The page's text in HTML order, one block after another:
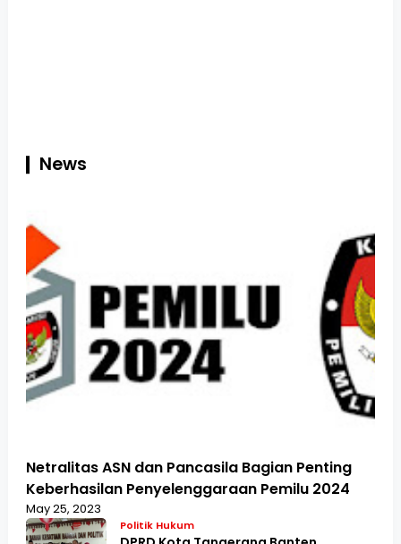
News
Netralitas ASN dan Pancasila Bagian Penting
Keberhasilan Penyelenggaraan Pemilu 2024
May 25, 2023
Politik Hukum